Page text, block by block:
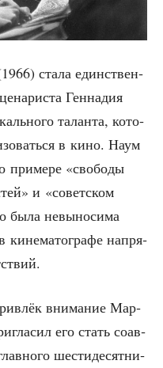
ста­ла един­ствен­
Ген­на­дия
талан­та, кото­
в кино. Наум
при­ме­ре «сво­бо­ды
и «совет­ском
была невы­но­си­ма
кине­ма­то­гра­фе напря­
вни­ма­ние Мар­
его стать соав­
шести­де­сят­ни­